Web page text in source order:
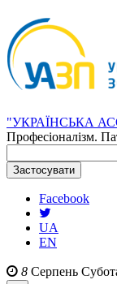
"УКРАЇНСЬКА
Професіоналізм.
Facebook
UA
EN
8 Серпень